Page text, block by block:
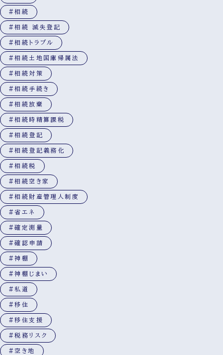
#相続
#相続 滅失登記
#相続トラブル
#相続土地国庫帰属法
#相続対策
#相続手続き
#相続放棄
#相続時精算課税
#相続登記
#相続登記義務化
#相続税
#相続空き家
#相続財産管理人制度
#省エネ
#確定測量
#確認申請
#神棚
#神棚じまい
#私道
#移住
#移住支援
#税務リスク
#空き地